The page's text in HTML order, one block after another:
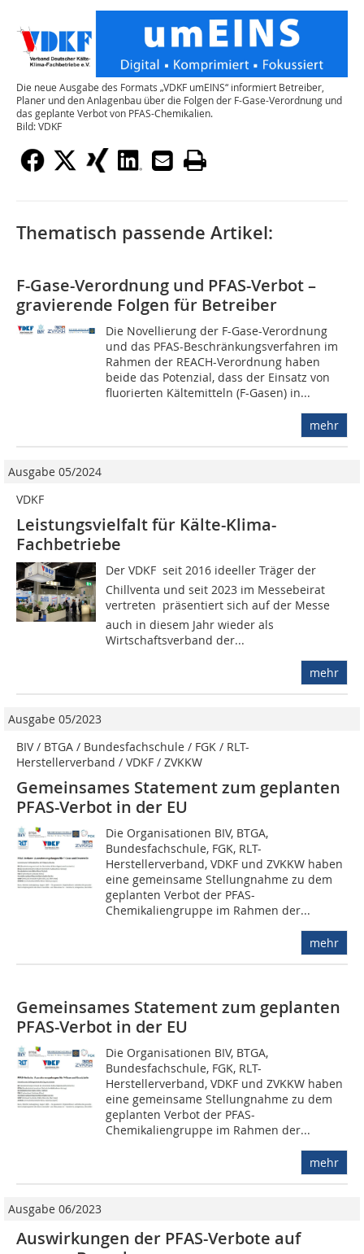
Die neue Ausgabe des Formats „VDKF umEINS“ informiert Betreiber,
Planer und den Anlagenbau über die Folgen der F-Gase-Verordnung und
das geplante Verbot von PFAS-Chemikalien.
Bild: VDKF
Thematisch passende Artikel:
F-Gase-Verordnung und PFAS-Verbot –
gravierende Folgen für Betreiber
Die Novellierung der F-Gase-Verordnung
und das PFAS-Beschränkungsverfahren im
Rahmen der REACH-Verordnung haben
beide das Potenzial, dass der Einsatz von
fluorierten Kältemitteln (F-Gasen) in...
mehr
Ausgabe 05/2024
VDKF
Leistungsvielfalt für Kälte-Klima-
Fachbetriebe
Der VDKF  seit 2016 ideeller Träger der
Chillventa und seit 2023 im Messebeirat
vertreten  präsentiert sich auf der Messe
auch in diesem Jahr wieder als
Wirtschaftsverband der...
mehr
Ausgabe 05/2023
BIV / BTGA / Bundesfachschule / FGK / RLT-
Herstellerverband / VDKF / ZVKKW
Gemeinsames Statement zum geplanten
PFAS-Verbot in der EU
Die Organisationen BIV, BTGA,
Bundesfachschule, FGK, RLT-
Herstellerverband, VDKF und ZVKKW haben
eine gemeinsame Stellungnahme zu dem
geplanten Verbot der PFAS-
Chemikaliengruppe im Rahmen der...
mehr
Gemeinsames Statement zum geplanten
PFAS-Verbot in der EU
Die Organisationen BIV, BTGA,
Bundesfachschule, FGK, RLT-
Herstellerverband, VDKF und ZVKKW haben
eine gemeinsame Stellungnahme zu dem
geplanten Verbot der PFAS-
Chemikaliengruppe im Rahmen der...
mehr
Ausgabe 06/2023
Auswirkungen der PFAS-Verbote auf